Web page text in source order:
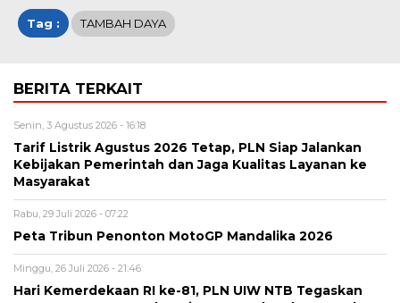
Tag : TAMBAH DAYA
BERITA TERKAIT
Senin, 3 Agustus 2026 - 16:18
Tarif Listrik Agustus 2026 Tetap, PLN Siap Jalankan
Kebijakan Pemerintah dan Jaga Kualitas Layanan ke
Masyarakat
Rabu, 29 Juli 2026 - 07:22
Peta Tribun Penonton MotoGP Mandalika 2026
Minggu, 26 Juli 2026 - 21:46
Hari Kemerdekaan RI ke-81, PLN UIW NTB Tegaskan